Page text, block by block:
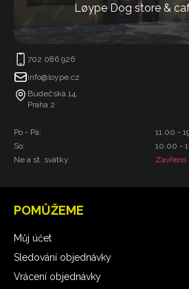
Løype Dog store &
702 086 926
info@loype.cz
Budečská 14,
Praha 2
Po - Pá:
So:
Ne a st. svátky:
11.00 -
10.00 -
Zavřeno
POMŮŽEME
Můj účet
Sledování objednávky
Vrácení objednávky